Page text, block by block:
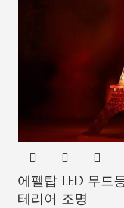
에펠탑 LED 무드
테리어 조명